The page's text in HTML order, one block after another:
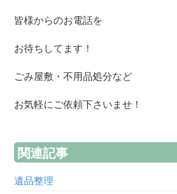
皆様からのお電話を
お待ちしてます！
ごみ屋敷・不用品処分など
お気軽にご依頼下さいませ！
関連記事
遺品整理